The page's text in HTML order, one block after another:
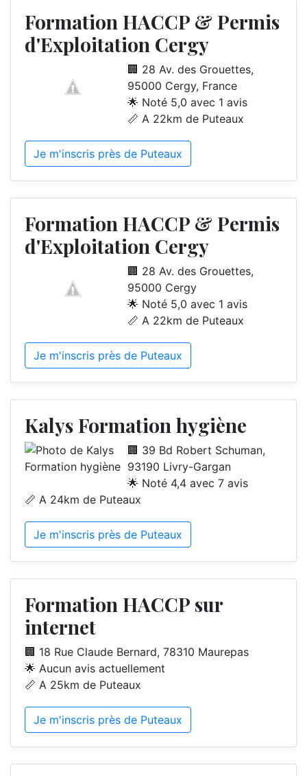
Formation HACCP & Permis
d'Exploitation Cergy
🏢 28 Av. des Grouettes,
95000 Cergy, France
🌟 Noté 5,0 avec 1 avis
📏 A 22km de Puteaux
Je m'inscris près de Puteaux
Formation HACCP & Permis
d'Exploitation Cergy
🏢 28 Av. des Grouettes,
95000 Cergy
🌟 Noté 5,0 avec 1 avis
📏 A 22km de Puteaux
Je m'inscris près de Puteaux
Kalys Formation hygiène
🏢 39 Bd Robert Schuman,
93190 Livry-Gargan
🌟 Noté 4,4 avec 7 avis
📏 A 24km de Puteaux
Je m'inscris près de Puteaux
Formation HACCP sur
internet
🏢 18 Rue Claude Bernard, 78310 Maurepas
🌟 Aucun avis actuellement
📏 A 25km de Puteaux
Je m'inscris près de Puteaux